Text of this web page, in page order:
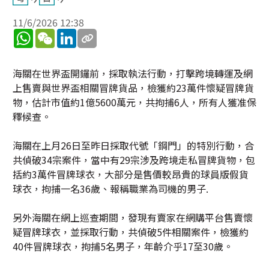
11/6/2026 12:38
WhatsApp
WeChatLinkedIn
海關在世界盃開鑼前，採取執法行動，打擊跨境轉運及網
上售賣與世界盃相關冒牌貨品，檢獲約23萬件懷疑冒牌貨
物，估計市值約1億5600萬元，共拘捕6人，所有人獲准保
釋候查。
海關在上月26日至昨日採取代號「鋼門」的特別行動，合
共偵破34宗案件，當中有29宗涉及跨境走私冒牌貨物，包
括約3萬件冒牌球衣，大部分是售價較昂貴的球員版假貨
球衣，拘捕一名36歲、報稱職業為司機的男子.
另外海關在網上巡查期間，發現有賣家在網購平台售賣懷
疑冒牌球衣，並採取行動，共偵破5件相關案件，檢獲約
40件冒牌球衣，拘捕5名男子，年齡介乎17至30歲。